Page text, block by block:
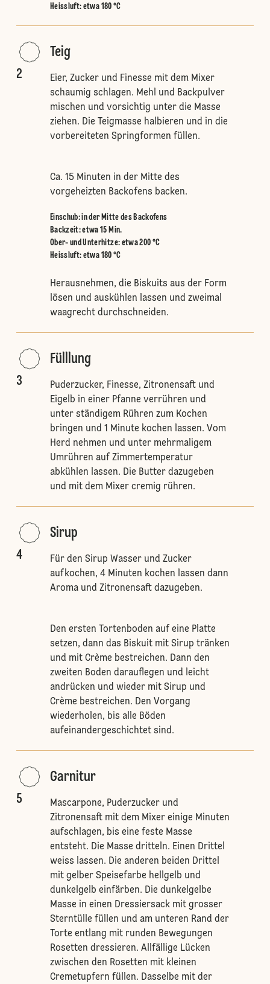
Heissluft: etwa 180 °C
2
Teig
Eier, Zucker und Finesse mit dem Mixer
schaumig schlagen. Mehl und Backpulver
mischen und vorsichtig unter die Masse
ziehen. Die Teigmasse halbieren und in die
vorbereiteten Springformen füllen.
Ca. 15 Minuten in der Mitte des
vorgeheizten Backofens backen.
Einschub:in der Mitte des Backofens
Backzeit: etwa 15 Min.
Ober- und Unterhitze: etwa 200 °C
Heissluft: etwa 180 °C
Herausnehmen, die Biskuits aus der Form
lösen und auskühlen lassen und zweimal
waagrecht durchschneiden.
3
Fülllung
Puderzucker, Finesse, Zitronensaft und
Eigelb in einer Pfanne verrühren und
unter ständigem Rühren zum Kochen
bringen und 1 Minute kochen lassen. Vom
Herd nehmen und unter mehrmaligem
Umrühren auf Zimmertemperatur
abkühlen lassen. Die Butter dazugeben
und mit dem Mixer cremig rühren.
4
Sirup
Für den Sirup Wasser und Zucker
aufkochen, 4 Minuten kochen lassen dann
Aroma und Zitronensaft dazugeben.
Den ersten Tortenboden auf eine Platte
setzen, dann das Biskuit mit Sirup tränken
und mit Crème bestreichen. Dann den
zweiten Boden darauflegen und leicht
andrücken und wieder mit Sirup und
Crème bestreichen. Den Vorgang
wiederholen, bis alle Böden
aufeinandergeschichtet sind.
5
Garnitur
Mascarpone, Puderzucker und
Zitronensaft mit dem Mixer einige Minuten
aufschlagen, bis eine feste Masse
entsteht. Die Masse dritteln. Einen Drittel
weiss lassen. Die anderen beiden Drittel
mit gelber Speisefarbe hellgelb und
dunkelgelb einfärben. Die dunkelgelbe
Masse in einen Dressiersack mit grosser
Sterntülle füllen und am unteren Rand der
Torte entlang mit runden Bewegungen
Rosetten dressieren. Allfällige Lücken
zwischen den Rosetten mit kleinen
Cremetupfern füllen. Dasselbe mit der